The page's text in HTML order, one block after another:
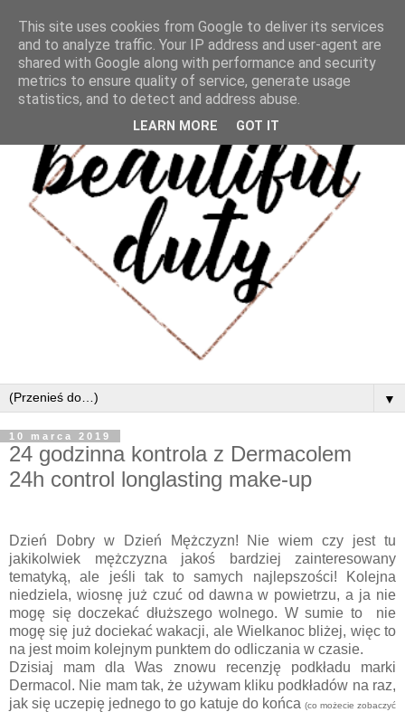
▼
10 marca 2019
24 godzinna kontrola z Dermacolem
24h control longlasting make-up
Dzień Dobry w Dzień Mężczyzn! Nie wiem czy jest tu
jakikolwiek mężczyzna jakoś bardziej zainteresowany
tematyką, ale jeśli tak to samych najlepszości! Kolejna
niedziela, wiosnę już czuć od dawna w powietrzu, a ja nie
mogę się doczekać dłuższego wolnego. W sumie to nie
mogę się już dociekać wakacji, ale Wielkanoc bliżej, więc to
na jest moim kolejnym punktem do odliczania w czasie.
Dzisiaj mam dla Was znowu recenzję podkładu marki
Dermacol. Nie mam tak, że używam kliku podkładów na raz,
jak się uczepię jednego to go katuje do końca (co możecie zobaczyć
This site uses cookies from Google to deliver its services
and to analyze traffic. Your IP address and user-agent are
shared with Google along with performance and security
metrics to ensure quality of service, generate usage
statistics, and to detect and address abuse.
LEARN MORE GOT IT